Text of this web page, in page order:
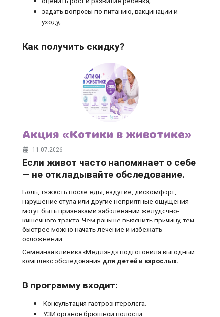
задать вопросы по питанию, вакцинации и
уходу;
Как получить скидку?
Акция «Котики в животике»
11.07.2026
Если живот часто напоминает о себе
— не откладывайте обследование.
Боль, тяжесть после еды, вздутие, дискомфорт,
нарушение стула или другие неприятные ощущения
могут быть признаками заболеваний желудочно-
кишечного тракта. Чем раньше выяснить причину, тем
быстрее можно начать лечение и избежать
осложнений.
Семейная клиника «Медлэнд» подготовила выгодный
комплекс обследования для детей и взрослых.
В программу входит:
Консультация гастроэнтеролога.
УЗИ органов брюшной полости.